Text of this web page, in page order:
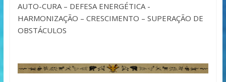
AUTO-CURA – DEFESA ENERGÉTICA -
HARMONIZAÇÃO – CRESCIMENTO – SUPERAÇÃO DE
OBSTÁCULOS